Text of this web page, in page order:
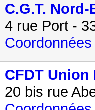
C.G.T.
4 rue Port -
CFDT
20 bis rue